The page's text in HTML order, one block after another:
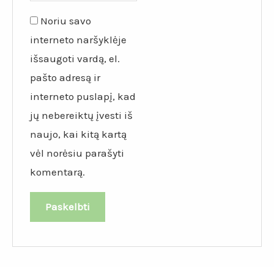
Noriu savo
interneto naršyklėje
išsaugoti vardą, el.
pašto adresą ir
interneto puslapį, kad
jų nebereiktų įvesti iš
naujo, kai kitą kartą
vėl norėsiu parašyti
komentarą.